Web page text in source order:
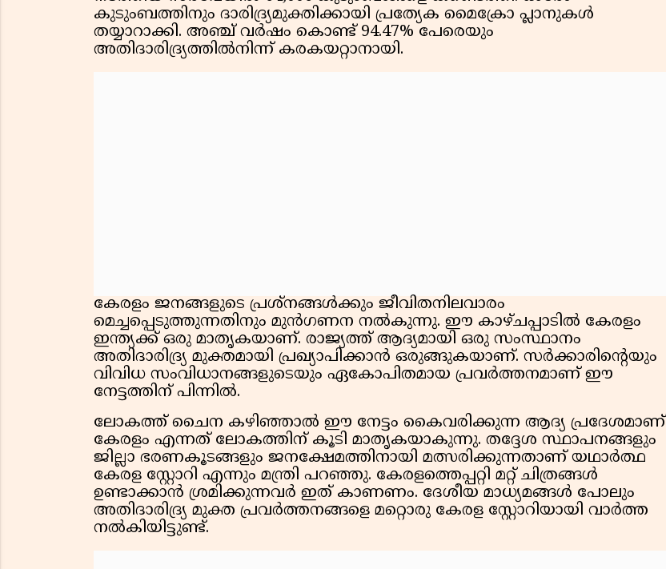
കുടുംബത്തിനും ദാരിദ്ര്യമുക്തിക്കായി പ്രത്യേക മൈക്രോ പ്ലാനുകൾ
തയ്യാറാക്കി. അഞ്ച് വർഷം കൊണ്ട് 94.47% പേരെയും
അതിദാരിദ്ര്യത്തിൽനിന്ന് കരകയറ്റാനായി.
കേരളം ജനങ്ങളുടെ പ്രശ്നങ്ങൾക്കും ജീവിതനിലവാരം
മെച്ചപ്പെടുത്തുന്നതിനും മുൻഗണന നൽകുന്നു. ഈ കാഴ്ചപ്പാടിൽ കേരളം
ഇന്ത്യക്ക് ഒരു മാതൃകയാണ്. രാജ്യത്ത് ആദ്യമായി ഒരു സംസ്ഥാനം
അതിദാരിദ്ര്യ മുക്തമായി പ്രഖ്യാപിക്കാൻ ഒരുങ്ങുകയാണ്. സർക്കാരിന്റെയും
വിവിധ സംവിധാനങ്ങളുടെയും ഏകോപിതമായ പ്രവർത്തനമാണ് ഈ
നേട്ടത്തിന് പിന്നിൽ.
ലോകത്ത് ചൈന കഴിഞ്ഞാൽ ഈ നേട്ടം കൈവരിക്കുന്ന ആദ്യ പ്രദേശമാണ്
കേരളം എന്നത് ലോകത്തിന് കൂടി മാതൃകയാകുന്നു. തദ്ദേശ സ്ഥാപനങ്ങളും
ജില്ലാ ഭരണകൂടങ്ങളും ജനക്ഷേമത്തിനായി മത്സരിക്കുന്നതാണ് യഥാർത്ഥ
കേരള സ്റ്റോറി എന്നും മന്ത്രി പറഞ്ഞു. കേരളത്തെപ്പറ്റി മറ്റ് ചിത്രങ്ങൾ
ഉണ്ടാക്കാൻ ശ്രമിക്കുന്നവർ ഇത് കാണണം. ദേശീയ മാധ്യമങ്ങൾ പോലും
അതിദാരിദ്ര്യ മുക്ത പ്രവർത്തനങ്ങളെ മറ്റൊരു കേരള സ്റ്റോറിയായി വാർത്ത
നൽകിയിട്ടുണ്ട്.